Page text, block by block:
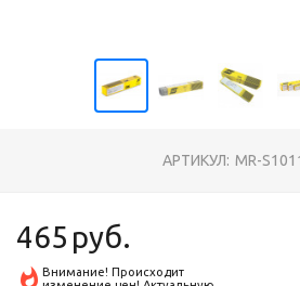
АРТИКУЛ: MR-
465 руб.
Внимание! Происходит